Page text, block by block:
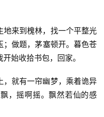
地来到槐林，找一个平整光
；做题，茅塞顿开。暮色苍
始收拾书包，回家。
，就有一帘幽梦，乘着诡异
，摇啊摇。飘然若仙的感